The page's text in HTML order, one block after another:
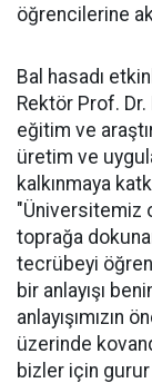
öğrencilerine
Bal hasadı
Rektör Prof.
eğitim ve
üretim ve
kalkınmaya
"Üniversitemiz
toprağa
tecrübeyi
bir anlayışı
anlayışımızın
üzerinde
bizler için gurur